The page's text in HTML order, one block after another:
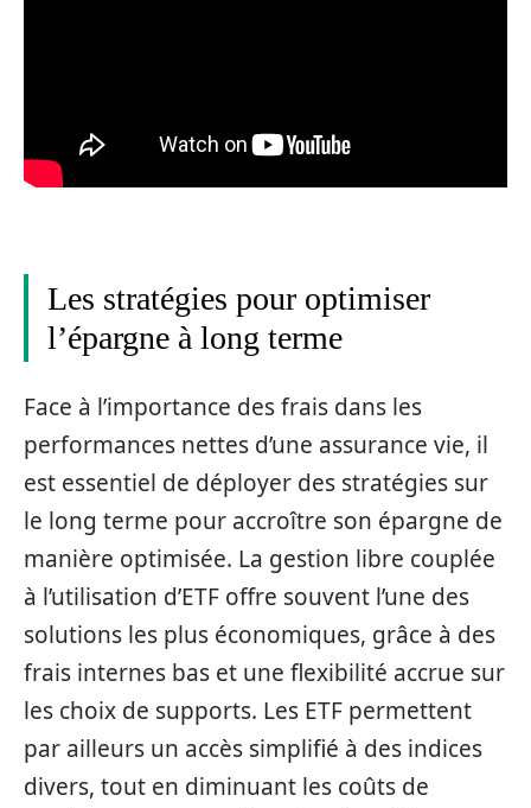
Les stratégies pour optimiser
l’épargne à long terme
Face à l’importance des frais dans les
performances nettes d’une assurance vie, il
est essentiel de déployer des stratégies sur
le long terme pour accroître son épargne de
manière optimisée. La gestion libre couplée
à l’utilisation d’ETF offre souvent l’une des
solutions les plus économiques, grâce à des
frais internes bas et une flexibilité accrue sur
les choix de supports. Les ETF permettent
par ailleurs un accès simplifié à des indices
divers, tout en diminuant les coûts de